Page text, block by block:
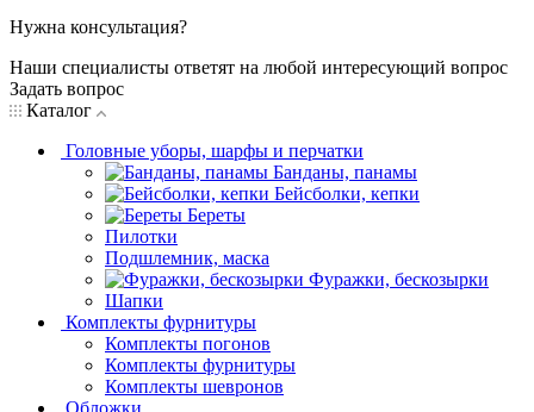
Нужна консультация?
Наши специалисты ответят на любой интересующий вопрос
Задать вопрос
Каталог
Головные уборы, шарфы и перчатки
Банданы, панамы
Бейсболки, кепки
Береты
Пилотки
Подшлемник, маска
Фуражки, бескозырки
Шапки
Комплекты фурнитуры
Комплекты погонов
Комплекты фурнитуры
Комплекты шевронов
Обложки